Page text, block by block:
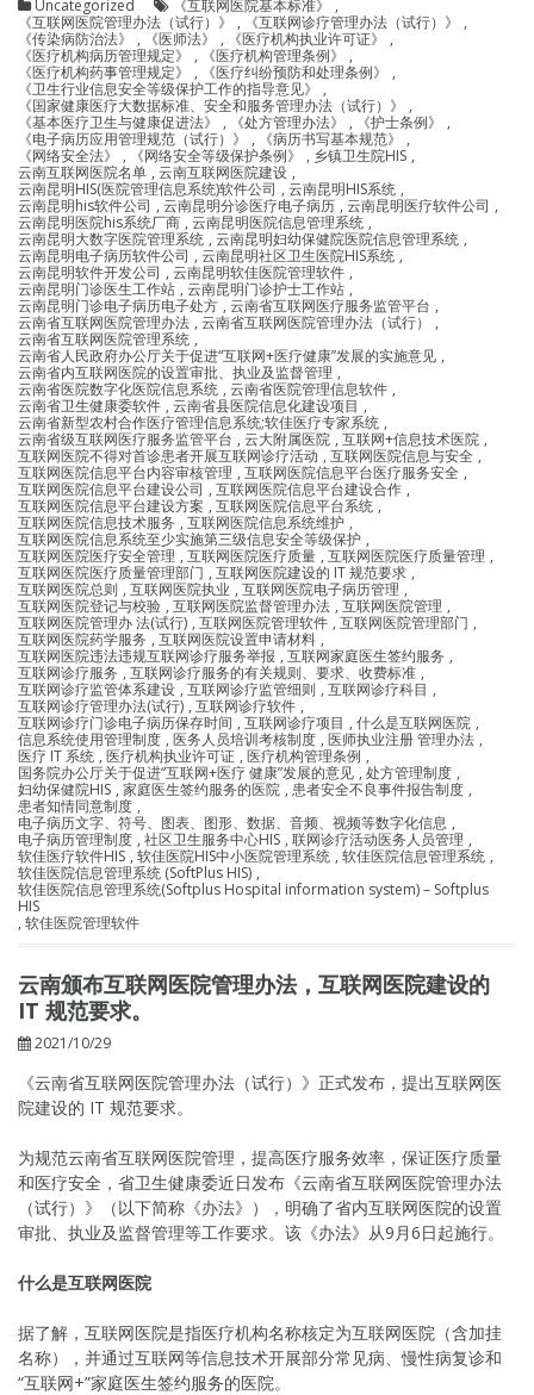
Uncategorized 《互联网医院基本标准》
,
《互联网医院管理办法（试行）》
, 《互联网诊疗管理办法（试行）》
,
《传染病防治法》
, 《医师法》 , 《医疗机构执业许可证》
,
《医疗机构病历管理规定》
, 《医疗机构管理条例》
,
《医疗机构药事管理规定》
, 《医疗纠纷预防和处理条例》
,
《卫生行业信息安全等级保护工作的指导意见》
,
《国家健康医疗大数据标准、安全和服务管理办法（试行）》
,
《基本医疗卫生与健康促进法》
, 《处方管理办法》 , 《护士条例》
,
《电子病历应用管理规范（试行）》
, 《病历书写基本规范》
,
《网络安全法》
, 《网络安全等级保护条例》 , 乡镇卫生院HIS ,
云南互联网医院名单 , 云南互联网医院建设 ,
云南昆明HIS(医院管理信息系统)软件公司 , 云南昆明HIS系统 ,
云南昆明his软件公司 , 云南昆明分诊医疗电子病历 , 云南昆明医疗软件公司 ,
云南昆明医院his系统厂商 , 云南昆明医院信息管理系统 ,
云南昆明大数字医院管理系统 , 云南昆明妇幼保健院医院信息管理系统 ,
云南昆明电子病历软件公司 , 云南昆明社区卫生医院HIS系统 ,
云南昆明软件开发公司 , 云南昆明软佳医院管理软件 ,
云南昆明门诊医生工作站 , 云南昆明门诊护士工作站 ,
云南昆明门诊电子病历电子处方 , 云南省互联网医疗服务监管平台 ,
云南省互联网医院管理办法 , 云南省互联网医院管理办法（试行）
,
云南省互联网医院管理系统 ,
云南省人民政府办公厅关于促进“互联网+医疗健康”发展的实施意见 ,
云南省内互联网医院的设置审批、执业及监督管理 ,
云南省医院数字化医院信息系统 , 云南省医院管理信息软件 ,
云南省卫生健康委软件 , 云南省县医院信息化建设项目 ,
云南省新型农村合作医疗管理信息系统;软佳医疗专家系统 ,
云南省级互联网医疗服务监管平台 , 云大附属医院 , 互联网+信息技术医院 ,
互联网医院不得对首诊患者开展互联网诊疗活动 , 互联网医院信息与安全 ,
互联网医院信息平台内容审核管理 , 互联网医院信息平台医疗服务安全 ,
互联网医院信息平台建设公司 , 互联网医院信息平台建设合作 ,
互联网医院信息平台建设方案 , 互联网医院信息平台系统 ,
互联网医院信息技术服务 , 互联网医院信息系统维护 ,
互联网医院信息系统至少实施第三级信息安全等级保护 ,
互联网医院医疗安全管理 , 互联网医院医疗质量 , 互联网医院医疗质量管理 ,
互联网医院医疗质量管理部门 , 互联网医院建设的 IT 规范要求 ,
互联网医院总则 , 互联网医院执业 , 互联网医院电子病历管理 ,
互联网医院登记与校验 , 互联网医院监督管理办法 , 互联网医院管理 ,
互联网医院管理办 法(试行) , 互联网医院管理软件 , 互联网医院管理部门 ,
互联网医院药学服务 , 互联网医院设置申请材料 ,
互联网医院违法违规互联网诊疗服务举报 , 互联网家庭医生签约服务 ,
互联网诊疗服务 , 互联网诊疗服务的有关规则、要求、收费标准 ,
互联网诊疗监管体系建设 , 互联网诊疗监管细则 , 互联网诊疗科目 ,
互联网诊疗管理办法(试行) , 互联网诊疗软件 ,
互联网诊疗门诊电子病历保存时间 , 互联网诊疗项目 , 什么是互联网医院 ,
信息系统使用管理制度 , 医务人员培训考核制度 , 医师执业注册 管理办法 ,
医疗 IT 系统 , 医疗机构执业许可证 , 医疗机构管理条例 ,
国务院办公厅关于促进“互联网+医疗 健康”发展的意见 , 处方管理制度 ,
妇幼保健院HIS , 家庭医生签约服务的医院 , 患者安全不良事件报告制度 ,
患者知情同意制度 ,
电子病历文字、符号、图表、图形、数据、音频、视频等数字化信息 ,
电子病历管理制度 , 社区卫生服务中心HIS , 联网诊疗活动医务人员管理 ,
软佳医疗软件HIS , 软佳医院HIS中小医院管理系统 , 软佳医院信息管理系统 ,
软佳医院信息管理系统 (SoftPlus HIS) ,
软佳医院信息管理系统(Softplus Hospital information system) – Softplus
HIS
, 软佳医院管理软件
云南颁布互联网医院管理办法，互联网医院建设的
IT 规范要求。
2021/10/29
《云南省互联网医院管理办法（试行）》正式发布，提出互联网医
院建设的 IT 规范要求。
为规范云南省互联网医院管理，提高医疗服务效率，保证医疗质量
和医疗安全，省卫生健康委近日发布《云南省互联网医院管理办法
（试行）》（以下简称《办法》），明确了省内互联网医院的设置
审批、执业及监督管理等工作要求。该《办法》从9月6日起施行。
什么是互联网医院
据了解，互联网医院是指医疗机构名称核定为互联网医院（含加挂
名称），并通过互联网等信息技术开展部分常见病、慢性病复诊和
“互联网+”家庭医生签约服务的医院。